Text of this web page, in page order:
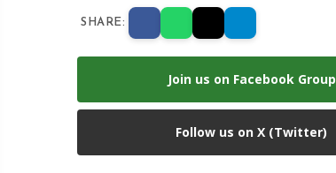
SHARE:
Join us on Facebook Group
Follow us on X (Twitter)